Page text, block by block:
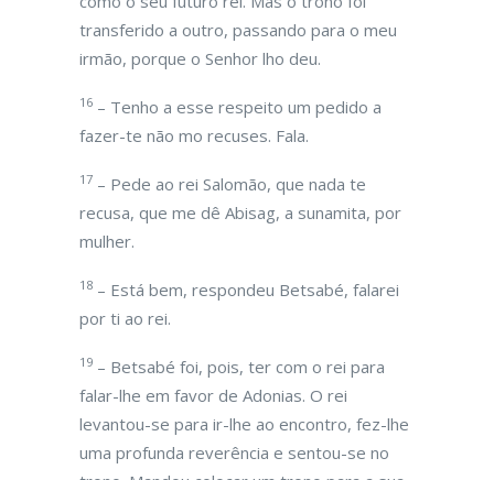
transferido a outro, passando para o meu
irmão, porque o Senhor lho deu.
16 – Tenho a esse respeito um pedido a
fazer-te não mo recuses. Fala.
17 – Pede ao rei Salomão, que nada te
recusa, que me dê Abisag, a sunamita, por
mulher.
18 – Está bem, respondeu Betsabé, falarei
por ti ao rei.
19 – Betsabé foi, pois, ter com o rei para
falar-lhe em favor de Adonias. O rei
levantou-se para ir-lhe ao encontro, fez-lhe
uma profunda reverência e sentou-se no